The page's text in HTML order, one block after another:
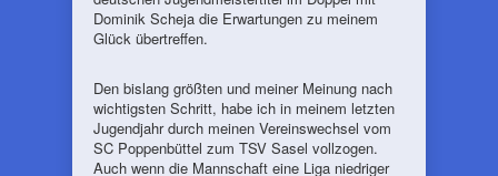
Dominik Scheja die Erwartungen zu meinem
Glück übertreffen.
Den bislang größten und meiner Meinung nach
wichtigsten Schritt, habe ich in meinem letzten
Jugendjahr durch meinen Vereinswechsel vom
SC Poppenbüttel zum TSV Sasel vollzogen.
Auch wenn die Mannschaft eine Liga niedriger